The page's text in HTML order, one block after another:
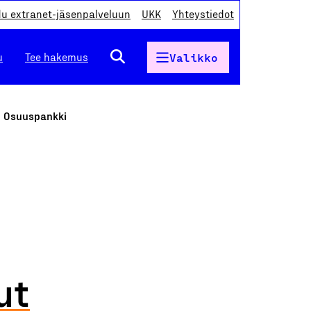
extranet-jäsenpalveluun UKK Yhteystiedot
Tee hakemus Valikko